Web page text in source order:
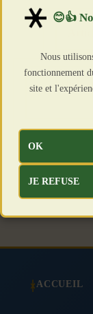
Article
ACCUEIL
Nous
fonctionnement
site et
OK
JE REFUSE